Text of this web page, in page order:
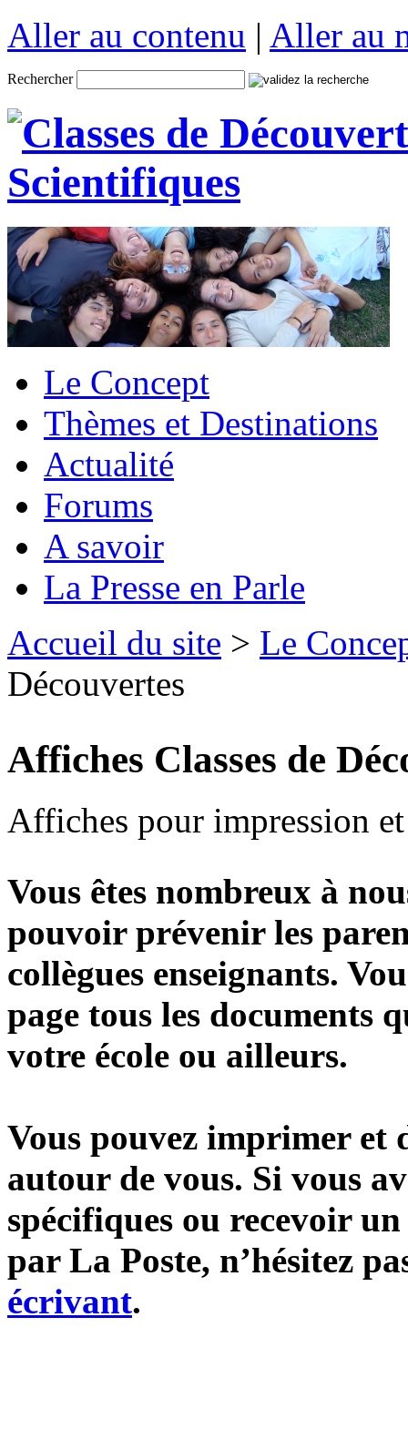
Aller au contenu | Aller au
Rechercher
Le Concept
Thèmes et Destinations
Actualité
Forums
A savoir
La Presse en Parle
Accueil du site > Le
Découvertes
Affiches Classes de
Affiches pour impression
Vous êtes nombreux à
pouvoir prévenir les
collègues enseignants.
page tous les documents
votre école ou ailleurs.
Vous pouvez imprimer et
autour de vous. Si vous
spécifiques ou recevoir
par La Poste, n’hésitez
écrivant.